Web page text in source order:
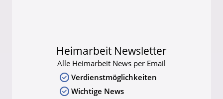
Heimarbeit Newsletter
Alle Heimarbeit News per Email
Verdienstmöglichkeiten
Wichtige News